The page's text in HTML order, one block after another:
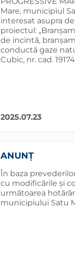
Mare, municipiul
interesat asupra
proiectul:
de incintă,
conductă gaze
Cubic, nr. cad.
2025.07.23
ANUNȚ
În baza
cu modificările și
următoarea
municipiului Satu